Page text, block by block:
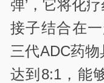
弹’，它将化
接子结合在
三代ADC药物
达到8:1，能